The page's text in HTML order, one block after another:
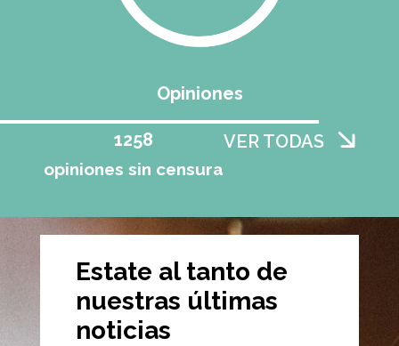
Opiniones
opiniones sin censura
1258 VER TODAS
Estate al tanto de
nuestras últimas
noticias